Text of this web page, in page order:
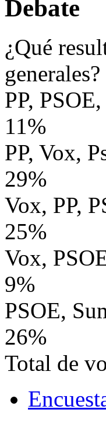
Debate
¿Qué
generales?
PP,
11%
PP, Vox,
29%
Vox, PP,
25%
Vox,
9%
PSOE,
26%
Total de